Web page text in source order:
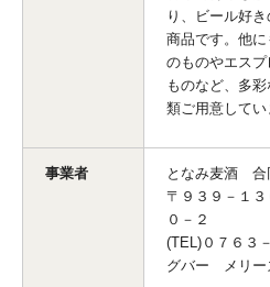
り、ビール好
商品です。他
のものやエス
ものなど、多
類ご用意してい
事業者
となみ麦酒 合
〒９３９－１
０－２
(TEL)０７６３
グバー メリー